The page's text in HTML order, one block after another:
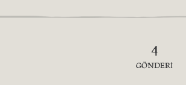
4
GÖNDERI